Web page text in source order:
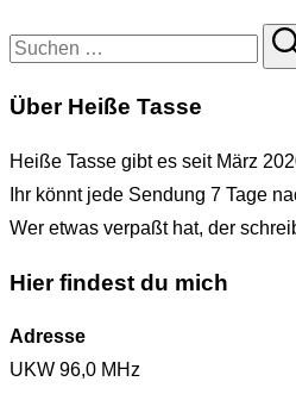
Suchen
Über Heiße Tasse
Heiße Tasse gibt es seit März
Ihr könnt jede Sendung 7 Tage
Wer etwas verpaßt hat, der
Hier findest du mich
Adresse
UKW 96,0 MHz